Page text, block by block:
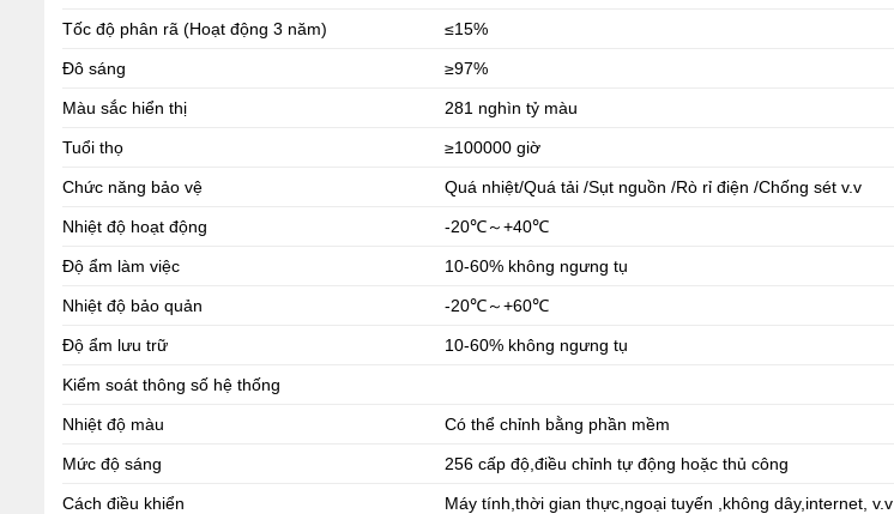
Tốc độ phân rã (Hoạt động 3 năm) ≤15%
Đô sáng ≥97%
Màu sắc hiển thị 281 nghìn tỷ màu
Tuổi thọ ≥100000 giờ
Chức năng bảo vệ Quá nhiệt/Quá tải /Sụt nguồn /Rò rỉ điện /Chống sét v.v
Nhiệt độ hoạt động -20℃～+40℃
Độ ẩm làm việc 10-60% không ngưng tụ
Nhiệt độ bảo quản -20℃～+60℃
Độ ẩm lưu trữ 10-60% không ngưng tụ
Kiểm soát thông số hệ thống
Nhiệt độ màu Có thể chỉnh bằng phần mềm
Mức độ sáng 256 cấp độ,điều chỉnh tự động hoặc thủ công
Cách điều khiển Máy tính,thời gian thực,ngoại tuyến ,không dây,internet, v.v